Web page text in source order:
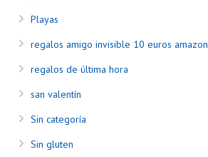
Playas
regalos amigo invisible 10 euros amazon
regalos de última hora
san valentín
Sin categoría
Sin gluten